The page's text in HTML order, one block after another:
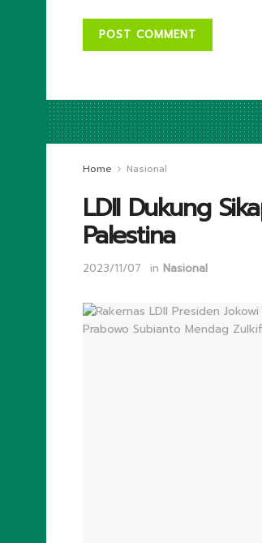
Home Nasional
LDII Dukung
Palestina
2023/11/07 in Nasional